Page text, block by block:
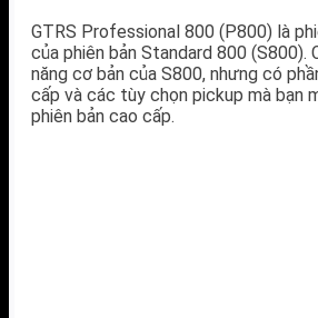
GTRS Professional 800 (P800) là
của phiên bản Standard 800
năng cơ bản của S800, nhưng có
cấp và các tùy chọn pickup mà bạn
phiên bản cao cấp.